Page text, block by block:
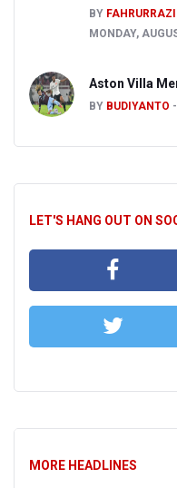
BY
MONDAY,
Aston Villa
BY BUDIYANTO
LET'S HANG OUT ON
MORE HEADLINES